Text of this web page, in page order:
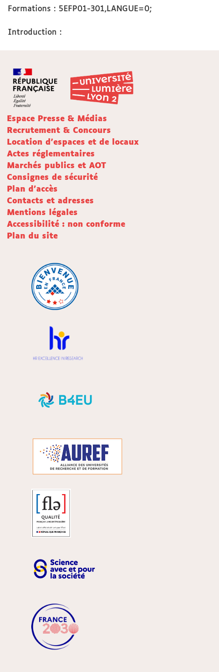
Formations : 5EFP01-301,LANGUE=0;
Introduction :
Espace Presse & Médias
Recrutement & Concours
Location d'espaces et de locaux
Actes réglementaires
Marchés publics et AOT
Consignes de sécurité
Plan d'accès
Contacts et adresses
Mentions légales
Accessibilité : non conforme
Plan du site